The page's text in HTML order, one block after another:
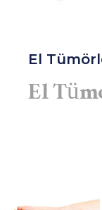
El
El